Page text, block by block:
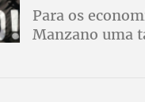
Para os
Manzano uma